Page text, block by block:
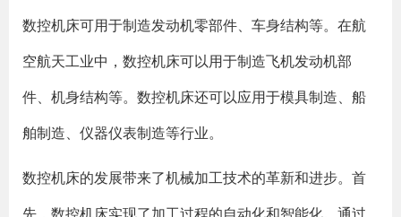
数控机床可用于制造发动机零部件、车身结构等。在航
空航天工业中，数控机床可以用于制造飞机发动机部
件、机身结构等。数控机床还可以应用于模具制造、船
舶制造、仪器仪表制造等行业。
数控机床的发展带来了机械加工技术的革新和进步。首